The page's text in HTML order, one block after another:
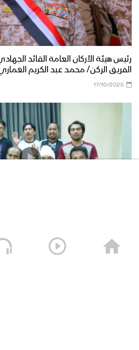
رئيس هيئة الأركان العامة القائد
الفريق الركن/ محمد عبد الكريم
17/10/2025
التي اغرقتها القوات المسلحة اليمنية